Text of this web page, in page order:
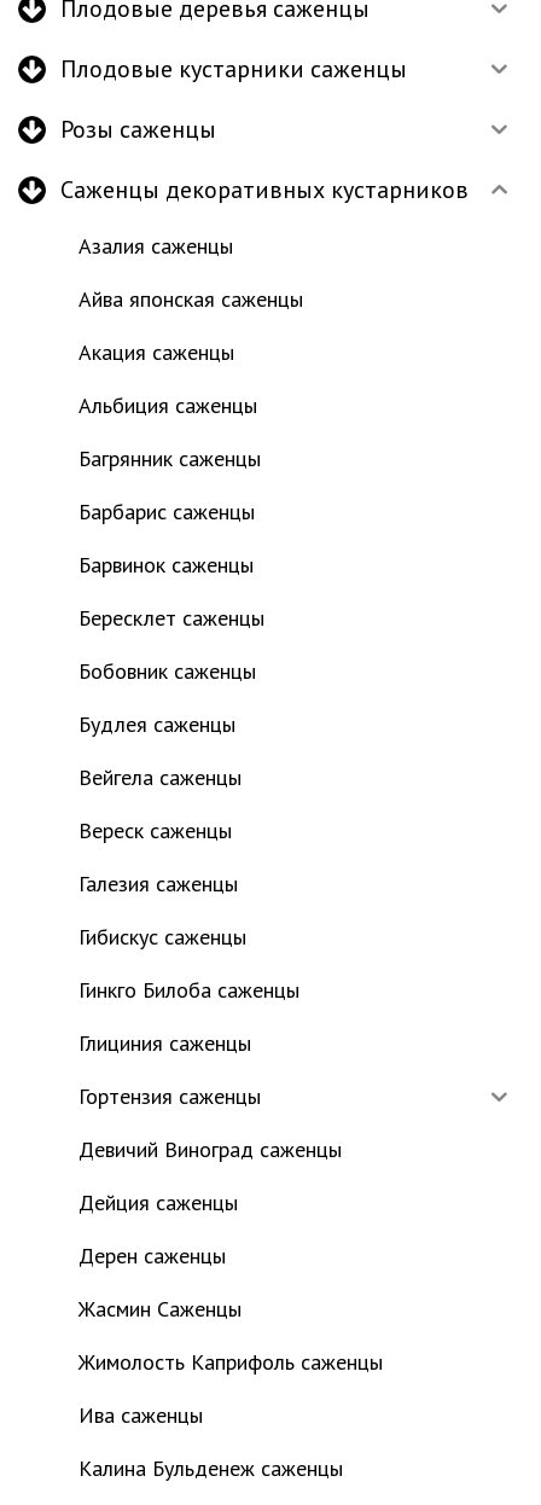
Плодовые деревья саженцы
Плодовые кустарники саженцы
Розы саженцы
Саженцы декоративных кустарников
Азалия саженцы
Айва японская саженцы
Акация саженцы
Альбиция саженцы
Багрянник саженцы
Барбарис саженцы
Барвинок саженцы
Бересклет саженцы
Бобовник саженцы
Будлея саженцы
Вейгела саженцы
Вереск саженцы
Галезия саженцы
Гибискус саженцы
Гинкго Билоба саженцы
Глициния саженцы
Гортензия саженцы
Девичий Виноград саженцы
Дейция саженцы
Дерен саженцы
Жасмин Саженцы
Жимолость Каприфоль саженцы
Ива саженцы
Калина Бульденеж саженцы